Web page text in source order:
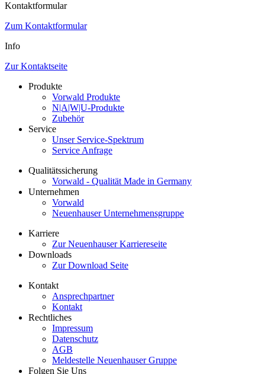
Kontaktformular
Zum Kontaktformular
Info
Zur Kontaktseite
Produkte
Vorwald Produkte
N|A|W|U-Produkte
Zubehör
Service
Unser Service-Spektrum
Service Anfrage
Qualitätssicherung
Vorwald - Qualität Made in Germany
Unternehmen
Vorwald
Neuenhauser Unternehmensgruppe
Karriere
Zur Neuenhauser Karriereseite
Downloads
Zur Download Seite
Kontakt
Ansprechpartner
Kontakt
Rechtliches
Impressum
Datenschutz
AGB
Meldestelle Neuenhauser Gruppe
Folgen Sie Uns